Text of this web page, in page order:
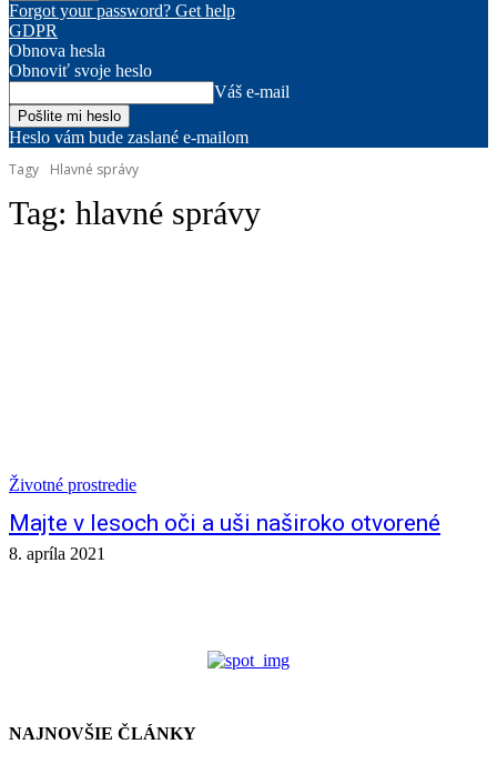
Forgot your password? Get help
GDPR
Obnova hesla
Obnoviť svoje heslo
Váš e-mail
Heslo vám bude zaslané e-mailom
Tagy
Hlavné správy
Tag: hlavné správy
Životné prostredie
Majte v lesoch oči a uši naširoko otvorené
8. apríla 2021
NAJNOVŠIE ČLÁNKY